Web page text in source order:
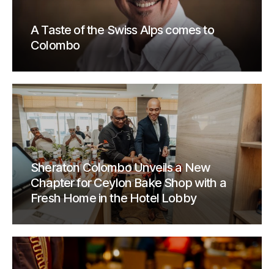
A Taste of the Swiss Alps comes to
Colombo
Sheraton Colombo Unveils a New
Chapter for Ceylon Bake Shop with a
Fresh Home in the Hotel Lobby